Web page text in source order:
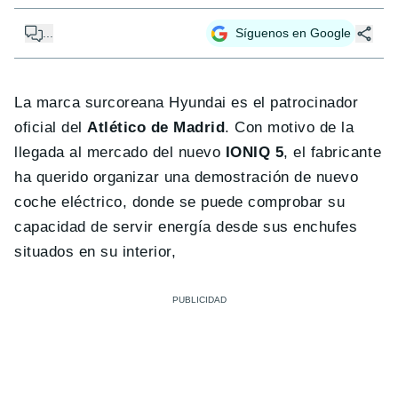
... Síguenos en Google
La marca surcoreana Hyundai es el patrocinador
oficial delAtlético de Madrid . Con motivo de la
llegada al mercado del nuevo IONIQ 5, el fabricante
ha querido organizar una demostración de nuevo
coche eléctrico, donde se puede comprobar su
capacidad de servir energía desde sus enchufes
situados en su interior,